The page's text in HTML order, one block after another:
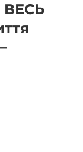
ВЕСЬ